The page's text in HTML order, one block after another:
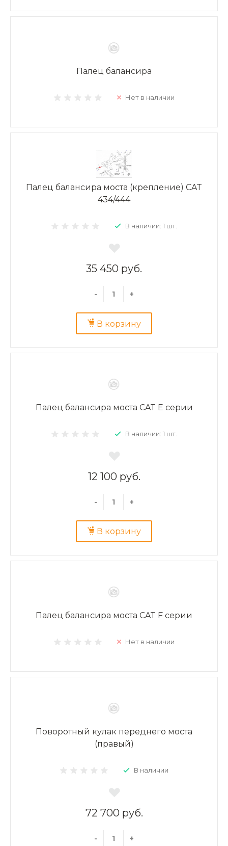
Палец балансира
Нет в наличии
Палец балансира моста (крепление) CAT
434/444
В наличии: 1 шт.
35 450 руб.
- +
В корзину
Палец балансира моста CAT E серии
В наличии: 1 шт.
12 100 руб.
- +
В корзину
Палец балансира моста CAT F серии
Нет в наличии
Поворотный кулак переднего моста
(правый)
В наличии
72 700 руб.
- +